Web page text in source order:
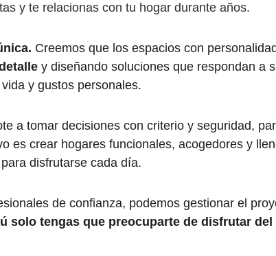
y te relacionas con tu hogar durante años.
Creemos que los espacios con
y diseñando soluciones que respondan a
vida y gustos personales.
a tomar decisiones con criterio y seguridad,
es crear hogares funcionales, acogedores y
para disfrutarse cada día.
de confianza, podemos gestionar el
solo tengas que preocuparte de disfrutar